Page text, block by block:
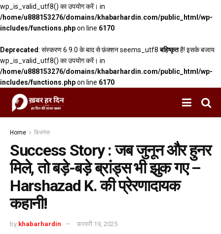
wp_is_valid_utf8() का उपयोग करें। in
/home/u888153276/domains/khabarhardin.com/public_html/wp-
includes/functions.phpon line 6170
Deprecated: संस्करण 6.9.0 के बाद से फ़ंक्शन seems_utf8बहिष्कृतहै! इसके बजाय
wp_is_valid_utf8() का उपयोग करें। in
/home/u888153276/domains/khabarhardin.com/public_html/wp-
includes/functions.phpon line 6170
Home बिजनेस
Success Story : जब जुनून और हुनर
मिले, तो बड़े-बड़े ब्रांड्स भी झुक गए –
Harshazad K. की प्रेरणादायक
कहानी!
by khabarhardin फ़रवरी 19, 2025